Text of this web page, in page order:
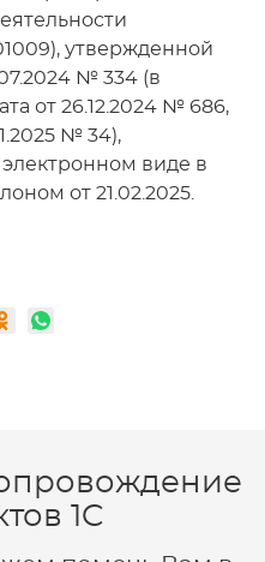
утвержденной
№ 334 (в
от 26.12.2024 № 686,
№ 34),
виде в
от 21.02.2025.
1C